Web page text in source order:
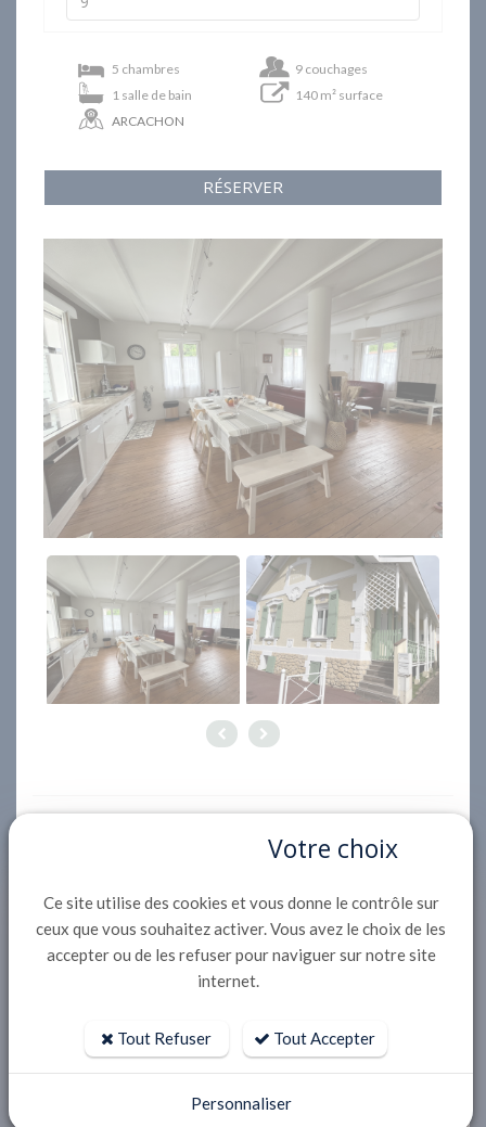
5 chambres
9 couchages
1 salle de bain
140 m² surface
ARCACHON
RÉSERVER
comprenant au RDC :
Entrée, Séjour double avec un canapé, avec TV et
coin repas donnant sur terrasse avec mobilier de
ondes, plaques de cuisson, lave vaisselle, lave-
1 chambre avec un lit double (140 x 190)
Votre choix
Ce site utilise des cookies et vous donne le contrôle sur
ceux que vous souhaitez activer. Vous avez le choix de les
accepter ou de les refuser pour naviguer sur notre site
internet.
Tout Refuser Tout Accepter
Personnaliser